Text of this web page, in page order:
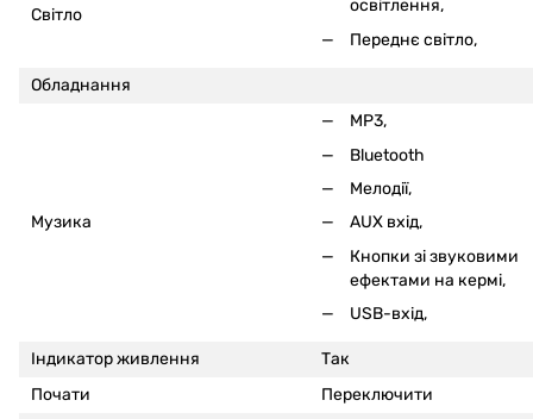
Світло
освітлення,
Переднє світло,
Обладнання
Музика
MP3,
Bluetooth
Мелодії,
AUX вхід,
Кнопки зі звуковими
ефектами на кермі,
USB-вхід,
Індикатор живлення
Так
Почати
Переключити